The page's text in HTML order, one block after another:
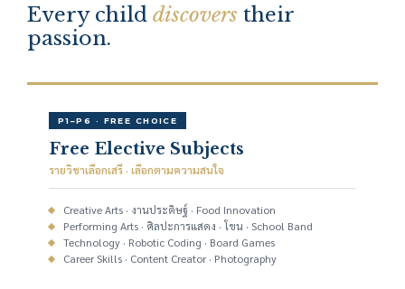
Every child discovers their
passion.
P1–P6 · FREE CHOICE
Free Elective Subjects
รายวิชาเลือกเสรี · เลือกตามความสนใจ
Creative Arts · งานประดิษฐ์ · Food Innovation
Performing Arts · ศิลปะการแสดง · โขน · School Band
Technology · Robotic Coding · Board Games
Career Skills · Content Creator · Photography